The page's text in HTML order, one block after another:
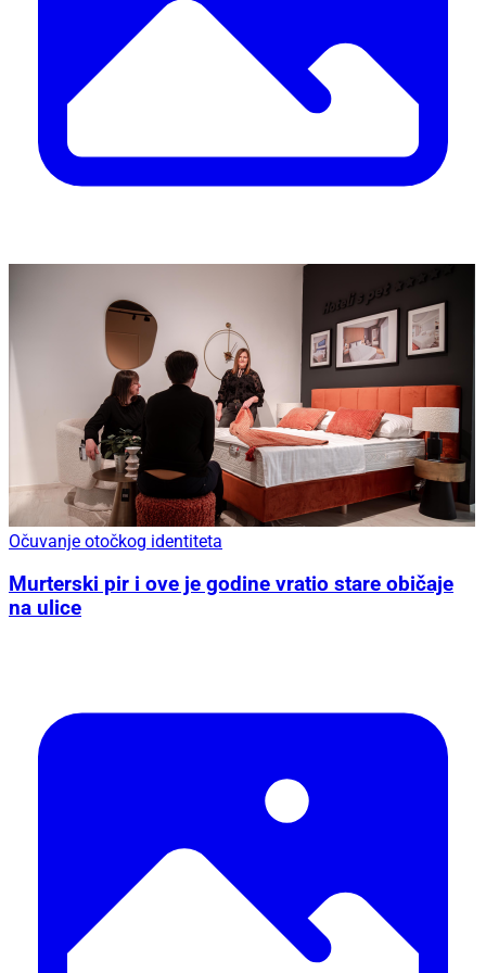
Očuvanje otočkog identiteta
Murterski pir i ove je godine vratio stare običaje
na ulice